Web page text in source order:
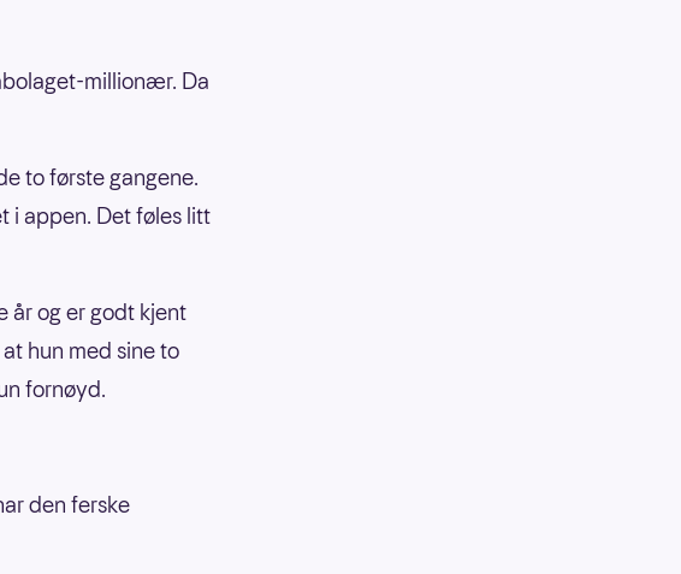
millionær. Da
to første gangene.
i appen. Det føles litt
år og er godt kjent
hun med sine to
fornøyd.
den ferske